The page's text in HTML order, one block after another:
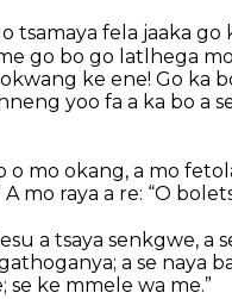
tsamaya fela jaaka go
go bo go latlhega
ke ene! Go ka
yoo fa a ka bo a
o mo okang, a mo
mo raya a re: “O
a tsaya senkgwe, a
a se naya
se ke mmele wa me.”